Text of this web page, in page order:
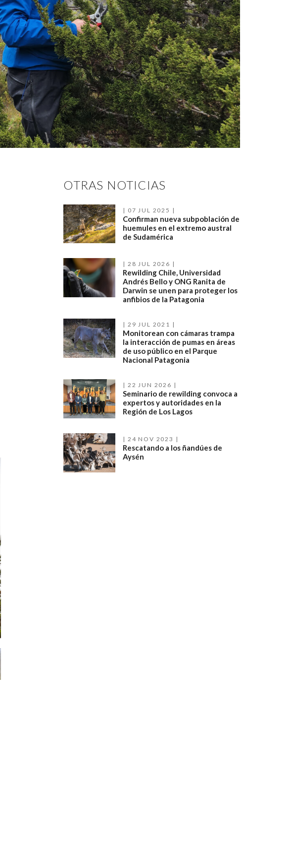
OTRAS NOTICIAS
07 JUL 2025
Confirman nueva subpoblación de
huemules en el extremo austral
de Sudamérica
28 JUL 2026
Rewilding Chile, Universidad
Andrés Bello y ONG Ranita de
Darwin se unen para proteger los
anfibios de la Patagonia
29 JUL 2021
Monitorean con cámaras trampa
la interacción de pumas en áreas
de uso público en el Parque
Nacional Patagonia
22 JUN 2026
Seminario de rewilding convoca a
expertos y autoridades en la
Región de Los Lagos
24 NOV 2023
Rescatando a los ñandúes de
Aysén